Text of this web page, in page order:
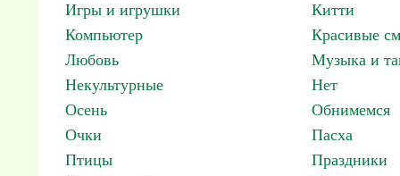
Игры и игрушки
Китти
Компьютер
Красивые
Любовь
Музыка и
Некультурные
Нет
Осень
Обнимемся
Очки
Пасха
Птицы
Праздники